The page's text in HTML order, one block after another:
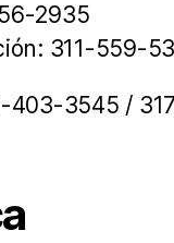
2935
311-559-
403-3545 /